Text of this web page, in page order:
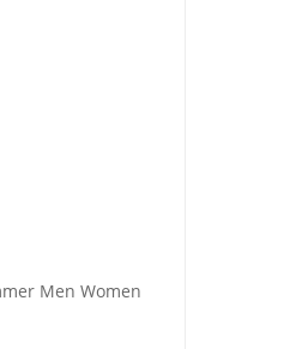
Men Women